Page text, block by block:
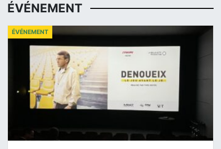
ÉVÉNEMENT
ÉVÉNEMENT